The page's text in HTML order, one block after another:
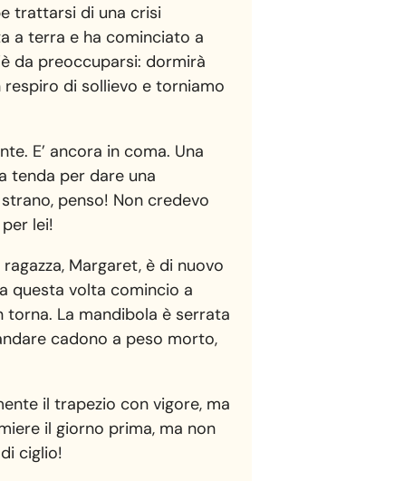
trattarsi di una crisi
a terra e ha cominciato a
da preoccuparsi: dormirà
respiro di sollievo e torniamo
E’ ancora in coma. Una
tenda per dare una
penso! Non credevo
lei!
Margaret, è di nuovo
questa volta comincio a
torna. La mandibola è serrata
cadono a peso morto,
il trapezio con vigore, ma
il giorno prima, ma non
ciglio!